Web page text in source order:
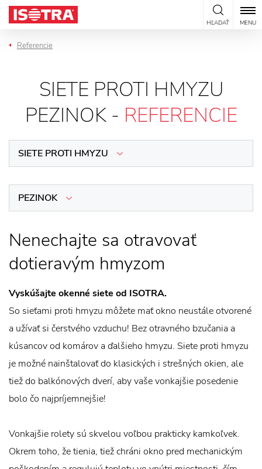
Preskočiť na obsah
HĽADAŤ MENU
Referencie
SIETE PROTI HMYZU
PEZINOK - REFERENCIE
SIETE PROTI HMYZU
PEZINOK
Nenechajte sa otravovať
dotieravým hmyzom
Vyskúšajte okenné siete od ISOTRA.
So sieťami proti hmyzu môžete mať okno neustále otvorené
a užívať si čerstvého vzduchu! Bez otravného bzučania a
kúsancov od komárov a ďalšieho hmyzu. Siete proti hmyzu
je možné nainštalovať do klasických i strešných okien, ale
tiež do balkónových dverí, aby vaše vonkajšie posedenie
bolo čo najpríjemnejšie!
Vonkajšie rolety sú skvelou voľbou prakticky kamkoľvek.
Okrem toho, že tienia, tiež chráni okno pred mechanickým